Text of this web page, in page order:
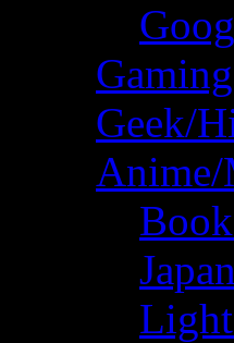
Geek/
Anime/